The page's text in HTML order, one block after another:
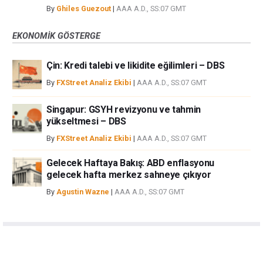
By Ghiles Guezout | AAA A.D., SS:07 GMT
EKONOMIK GÖSTERGE
Çin: Kredi talebi ve likidite eğilimleri – DBS
By FXStreet Analiz Ekibi | AAA A.D., SS:07 GMT
Singapur: GSYH revizyonu ve tahmin
yükseltmesi – DBS
By FXStreet Analiz Ekibi | AAA A.D., SS:07 GMT
Gelecek Haftaya Bakış: ABD enflasyonu
gelecek hafta merkez sahneye çıkıyor
By Agustin Wazne | AAA A.D., SS:07 GMT